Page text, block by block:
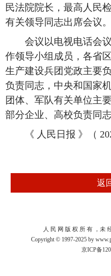
民法院院长，最高人民
有关领导同志出席会议。
会议以电视电话会议
作领导小组成员，各省
生产建设兵团党政主要
负责同志，中央和国家
团体、军队有关单位主
部分企业、高校负责同
《 人民日报 》（
人 民 网 版 权 所 有 ，未
Copyright © 1997-2025 by
京ICP备